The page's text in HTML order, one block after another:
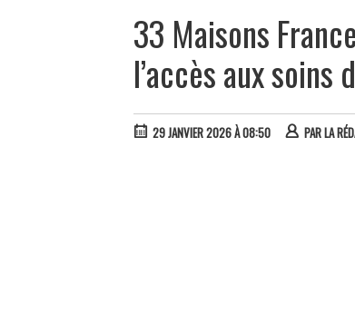
33 Maisons
l’accès aux soins
29 JANVIER 2026 À 08:50 PARLA